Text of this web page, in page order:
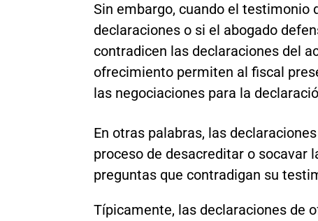
Sin embargo, cuando el testimonio
declaraciones o si el abogado
contradicen las declaraciones del
ofrecimiento permiten al fiscal
las negociaciones para la
En otras palabras, las
proceso de desacreditar o socavar
preguntas que contradigan su
Típicamente, las declaraciones de